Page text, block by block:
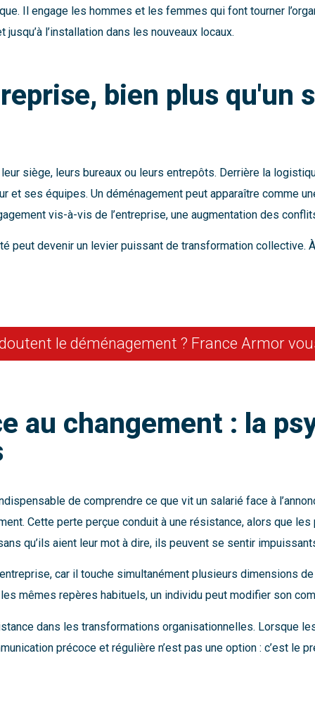
Il engage les hommes et les femmes qui font tourner
l’installation dans les nouveaux locaux.
bien plus qu'un
siège, leurs bureaux ou leurs entrepôts. Derrière la
et ses équipes. Un déménagement peut apparaître comme
vis-à-vis de l’entreprise, une augmentation des
peut devenir un levier puissant de transformation collective.
le déménagement ? France Armor
au changement : la
de comprendre ce que vit un salarié face à
Cette perte perçue conduit à une résistance, alors que
qu’ils aient leur mot à dire, ils peuvent se sentir
car il touche simultanément plusieurs dimensions
mêmes repères habituels, un individu peut modifier son
dans les transformations organisationnelles. Lorsque
précoce et régulière n’est pas une option : c’est le